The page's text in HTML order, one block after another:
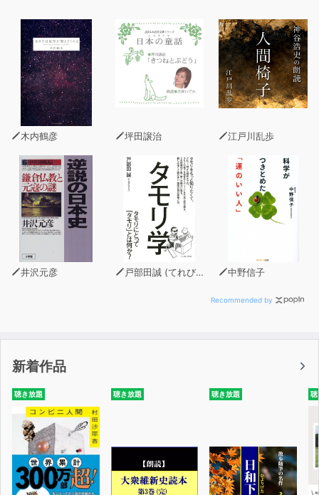
そう、天国とはとても身近な存在なのです。
「あの世」が「この世」の宇宙の果てにあるという、間違
った概念を払拭することで「死」に対する恐怖を取り除く
ことができます。
では、天国に行くためにはどうしたら良いのでしょうか？
なことです。
そして「孤独死」であることこそ、天国に行ける鍵なので
す。
本作品では、天国に行くためのメソッドと正しい孤独死を
迎えるための『孤独死のススメ 10か条』をご紹介しま
す。きっと「死」に対する価値観が大きく変わるでしょ
第4章 あちらの世界からのコンタクト
第5章 あの世からこの世へのミッション
第6章 孤独死のススメ全10か条
とじ込み付録
「暗闇と友達になって魂の原点に還る術」を公開！陰陽師
の秘儀で願望成就！
木内鶴彦 坪田譲治 江戸川乱歩
井沢元彦 戸部田誠 (てれびのスキマ) 中野信子
Recommended by
新着作品
聴き放題 聴き放題 聴き放題 聴